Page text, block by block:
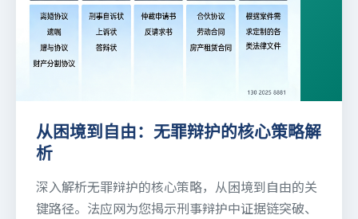
从困境到自由：无罪辩护的核心策略解
析
深入解析无罪辩护的核心策略，从困境到自由的关
键路径。法应网为您揭示刑事辩护中证据链突破、